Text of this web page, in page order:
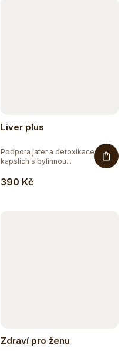
Liver plus
390 Kč
Podpora jater a detoxikace v
kapslích s bylinnou...
Zdraví pro ženu